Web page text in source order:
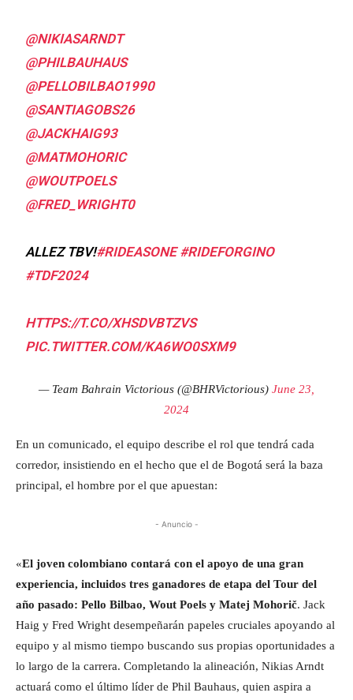
@NIKIASARNDT
@PHILBAUHAUS
@PELLOBILBAO1990
@SANTIAGOBS26
@JACKHAIG93
@MATMOHORIC
@WOUTPOELS
@FRED_WRIGHT0
ALLEZ TBV!#RIDEASONE #RIDEFORGINO
#TDF2024
HTTPS://T.CO/XHSDVBTZVS
PIC.TWITTER.COM/KA6WO0SXM9
— Team Bahrain Victorious (@BHRVictorious) June 23,
2024
En un comunicado, el equipo describe el rol que tendrá cada
corredor, insistiendo en el hecho que el de Bogotá será la baza
principal, el hombre por el que apuestan:
- Anuncio -
«El joven colombiano contará con el apoyo de una gran
experiencia, incluidos tres ganadores de etapa del Tour del
año pasado: Pello Bilbao, Wout Poels y Matej Mohorič. Jack
Haig y Fred Wright desempeñarán papeles cruciales apoyando al
equipo y al mismo tiempo buscando sus propias oportunidades a
lo largo de la carrera. Completando la alineación, Nikias Arndt
actuará como el último líder de Phil Bauhaus, quien aspira a